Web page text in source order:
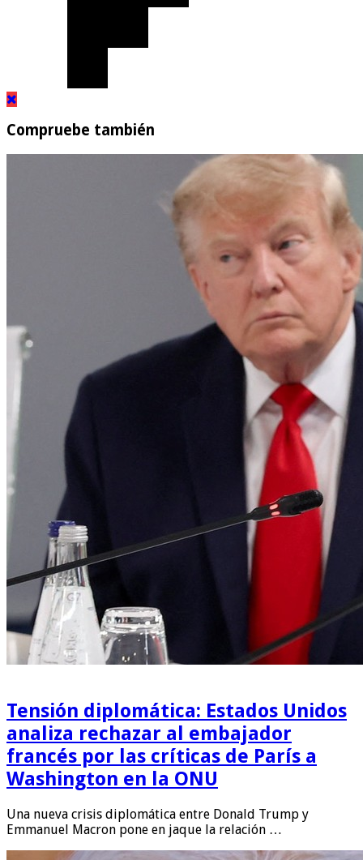
Compruebe también
Tensión diplomática: Estados Unidos
analiza rechazar al embajador
francés por las críticas de París a
Washington en la ONU
Una nueva crisis diplomática entre Donald Trump y
Emmanuel Macron pone en jaque la relación …